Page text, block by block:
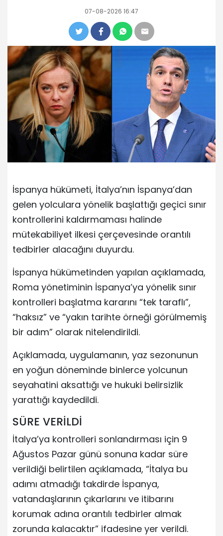
07-08-2026 16:47
İspanya hükümeti, İtalya’nın İspanya’dan
gelen yolculara yönelik başlattığı geçici sınır
kontrollerini kaldırmaması halinde
mütekabiliyet ilkesi çerçevesinde orantılı
tedbirler alacağını duyurdu.
İspanya hükümetinden yapılan açıklamada,
Roma yönetiminin İspanya’ya yönelik sınır
kontrolleri başlatma kararını “tek taraflı”,
“haksız” ve “yakın tarihte örneği görülmemiş
bir adım” olarak nitelendirildi.
Açıklamada, uygulamanın, yaz sezonunun
en yoğun döneminde binlerce yolcunun
seyahatini aksattığı ve hukuki belirsizlik
yarattığı kaydedildi.
SÜRE VERİLDİ
İtalya’ya kontrolleri sonlandırması için 9
Ağustos Pazar günü sonuna kadar süre
verildiği belirtilen açıklamada, “İtalya bu
adımı atmadığı takdirde İspanya,
vatandaşlarının çıkarlarını ve itibarını
korumak adına orantılı tedbirler almak
zorunda kalacaktır” ifadesine yer verildi.